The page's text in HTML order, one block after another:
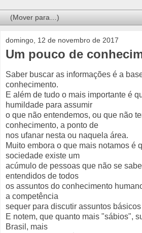
domingo, 12 de novembro de 2017
Um pouco de
Saber buscar as informações é a
conhecimento.
E além de tudo o mais importante é
humildade para assumir
o que não entendemos, ou que não
conhecimento, a ponto de
nos ufanar nesta ou naquela área.
Muito embora o que mais notamos é
sociedade existe um
acúmulo de pessoas que não se
entendidos de todos
os assuntos do conhecimento
a competência
sequer para discutir assuntos
E notem, que quanto mais "sábios",
Brasil, mais